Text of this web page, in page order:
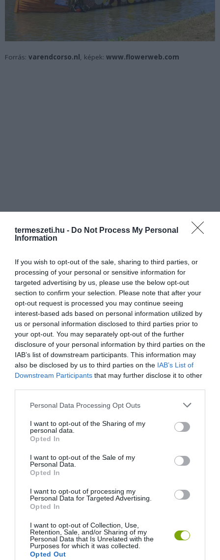
termeszeti.hu - Do Not Process My Personal
Information
If you wish to opt-out of the sale, sharing to third parties, or
processing of your personal or sensitive information for
targeted advertising by us, please use the below opt-out
section to confirm your selection. Please note that after your
opt-out request is processed you may continue seeing
interest-based ads based on personal information utilized by
us or personal information disclosed to third parties prior to
your opt-out. You may separately opt-out of the further
disclosure of your personal information by third parties on the
IAB’s list of downstream participants. This information may
also be disclosed by us to third parties on the IAB’s List of
Downstream Participants that may further disclose it to other
Please note that this website/app uses one or more Google
not limited to your visit or usage behaviour. You may click to
grant or deny consent to Google and its third-party tags to
use your data for below specified purposes in below Google
consent section.
Personal Data Processing Opt Outs
I want to opt-out of the Sharing of my
personal data.
Opted In
I want to opt-out of the Sale of my
Personal Data.
Opted In
I want to opt-out of processing my
Personal Data for Targeted Advertising.
Opted In
I want to opt-out of Collection, Use,
Retention, Sale, and/or Sharing of my
Personal Data that Is Unrelated with the
Purposes for which it was collected.
Opted Out
Forrás: varendcorso.nl , képek: www.flowerweb.com